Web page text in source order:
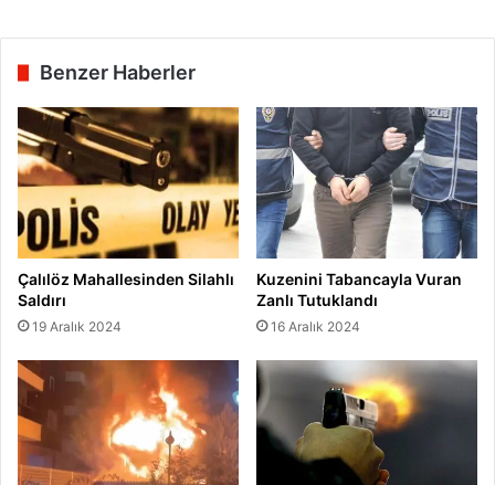
Benzer Haberler
Çalılöz Mahallesinden Silahlı
Saldırı
19 Aralık 2024
Kuzenini Tabancayla Vuran
Zanlı Tutuklandı
16 Aralık 2024